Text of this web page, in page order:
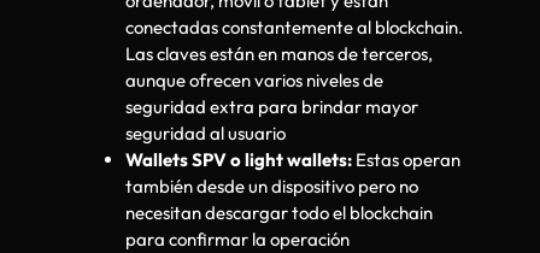
conectadas constantemente al blockchain.
Las claves están en manos de terceros,
aunque ofrecen varios niveles de
seguridad extra para brindar mayor
seguridad al usuario
Wallets SPV o light wallets: Estas operan
también desde un dispositivo pero no
necesitan descargar todo el blockchain
para confirmar la operación